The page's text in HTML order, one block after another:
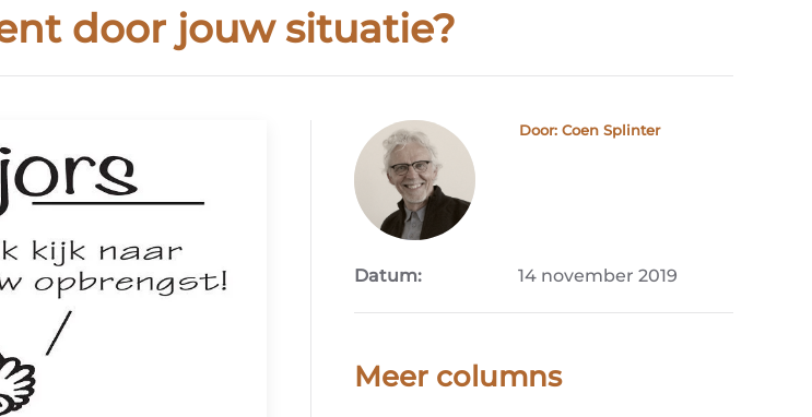
door jouw situatie?
Door: Coen Splinter
Datum: 14 november 2019
Meer columns